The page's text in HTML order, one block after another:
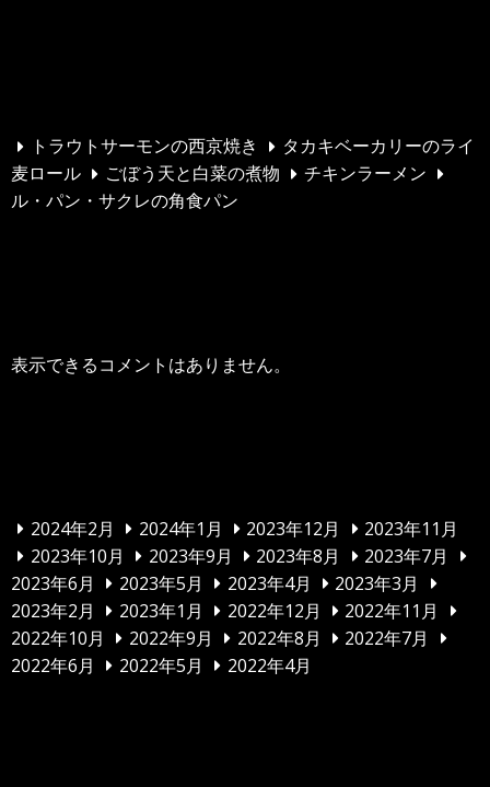
トラウトサーモンの西京焼き
タカキベーカリーのライ
麦ロール
ごぼう天と白菜の煮物
チキンラーメン
ル・パン・サクレの角食パン
表示できるコメントはありません。
2024年2月 2024年1月 2023年12月
2023年11月
2023年10月
2023年9月 2023年8月
2023年7月
2023年6月
2023年5月 2023年4月
2023年3月
2023年2月
2023年1月 2022年12月
2022年11月
2022年10月
2022年9月 2022年8月
2022年7月
2022年6月
2022年5月 2022年4月